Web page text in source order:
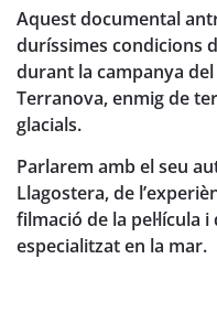
Aquest documental
duríssimes condicions
durant la campanya
Terranova, enmig de
glacials.
Parlarem amb el seu
Llagostera, de
filmació de la pel·lícula i
especialitzat en la mar.